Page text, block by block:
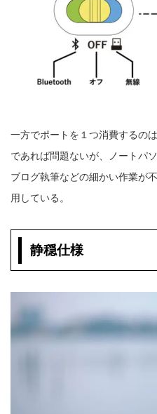
一方でポートを１つ消費するの
であれば問題ないが、ノートパ
ブログ執筆などの細かい作業が
用している。
静穏仕様